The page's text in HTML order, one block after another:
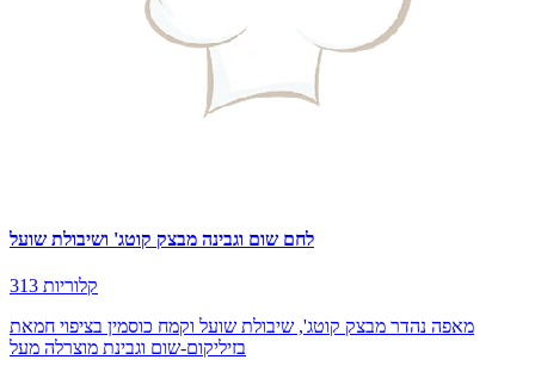
לחם שום וגבינה מבצק קוטג' ושיבולת שועל
313 קלוריות
מאפה נהדר מבצק קוטג', שיבולת שועל וקמח כוסמין בציפוי חמאת
בזיליקום-שום וגבינת מוצרלה מעל